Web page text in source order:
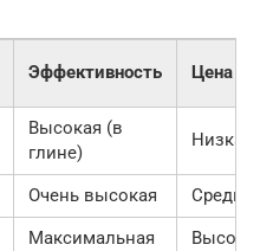
Эффективность Цена
Высокая (в
глине)
Низкая
Очень высокая
Максимальная